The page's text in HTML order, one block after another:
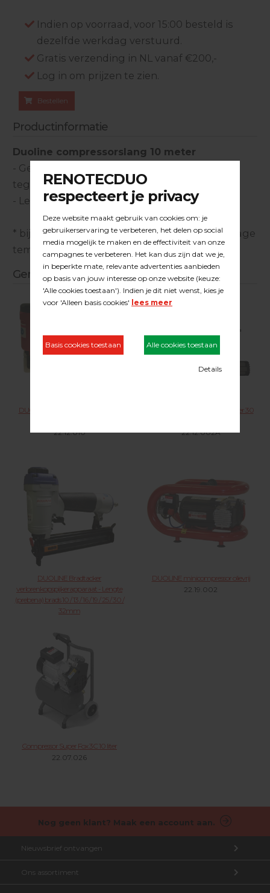
Indien op voorraad, voor 15:00 besteld is
dezelfde werkdag verstuurd.
Gratis verzending in NL vanaf €200,-
Log in om prijzen te zien.
Bestellen
Productinformatie
Duoline compressorslang 10 meter
- Gewapende luchtslang in rubber, bestand
tegen 12 bar
- Leverbaar in diverse koppelingen (maten)
* bijzondere eigenschap: blijft soepel, ook bij lage
temperaturen (dus eenvoudig op te rollen)
Gerelateerde producten
DUOLINE JA-Microbradtacker incl.
22.12.010
DUOLINE® JA-Microbradtacker 30
22.12.002A
DUOLINE Bradtacker
verlorenkopspijkerapparaat - Lengte
(prebena) brads 10 / 13 / 16 / 19 / 25 / 30 /
32mm
DUOLINE minicompressor olievrij
22.19.002
Compressor Super Fox 3C 10 liter
22.07.026
Nog geen klant? Maak een account aan.
Nieuwsbrief ontvangen
Aanmelden nieuwsbrief
Ons assortiment